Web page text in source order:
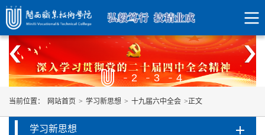
1 2 3 4
当前位置： 网站首页 > 学习新思想 > 十九届六中全会 >正文
学习新思想